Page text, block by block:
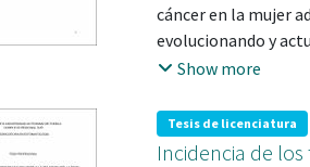
cáncer en la mujer
evolucionando y
descripción
radiólogo
¿Por qué es
Show more
Tesis de licenciatura
Incidencia de